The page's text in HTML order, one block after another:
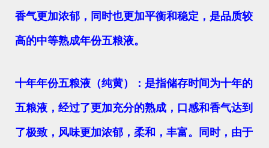
香气更加浓郁，同时也更加平衡和稳定，是品质较
高的中等熟成年份五粮液。
十年年份五粮液（纯黄）：是指储存时间为十年的
五粮液，经过了更加充分的熟成，口感和香气达到
了极致，风味更加浓郁，柔和，丰富。同时，由于